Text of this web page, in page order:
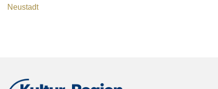
Neustadt